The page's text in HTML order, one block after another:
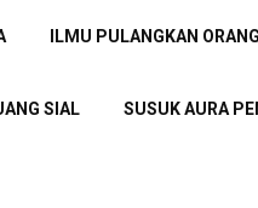
ILMU PULANGKAN ORANG
SIAL SUSUK AURA